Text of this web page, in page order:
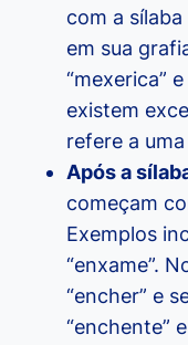
com a sílaba
em sua
“mexerica”
existem
refere a
Após a
começam
Exemplos
“enxame”.
“encher” e
“enchente”